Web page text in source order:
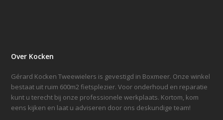
Over Kocken
Gérard Kocken Tweewielers is gevestigd in Boxmeer. Onze winkel
bestaat uit ruim 600m2 fietsplezier. Voor onderhoud en reparatie
kunt u terecht bij onze professionele werkplaats. Kortom, kom
eens kijken en laat u adviseren door ons deskundige team!